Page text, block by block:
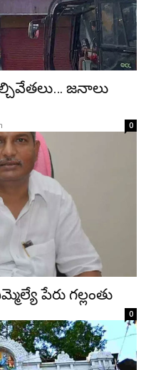
జనాలు
0
పేరు గల్లంతు
0